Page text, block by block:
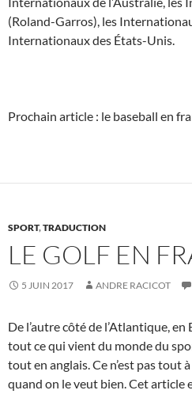
(Roland-Garros), les
Internationaux des États-Unis.
Prochain article : le baseball en
SPORT,TRADUCTION
LE GOLF EN
5 JUIN 2017 ANDRE RACICOT
De l’autre côté de l’Atlantique,
tout ce qui vient du monde du
tout en anglais. Ce n’est pas tout
quand on le veut bien. Cet article